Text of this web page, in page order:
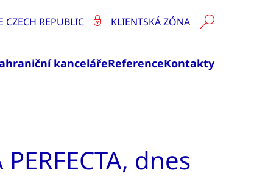
CZECH REPUBLIC KLIENTSKÁ ZÓNA
kancelářeReferenceKontakty
dnes